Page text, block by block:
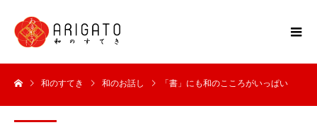
和のすてき 和のお話し 「書」にも和のこころがいっぱい